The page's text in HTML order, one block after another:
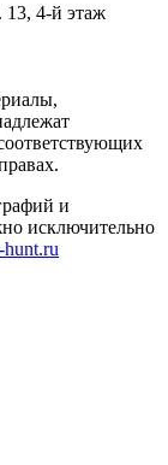
13, 4-й этаж
и
исключительно